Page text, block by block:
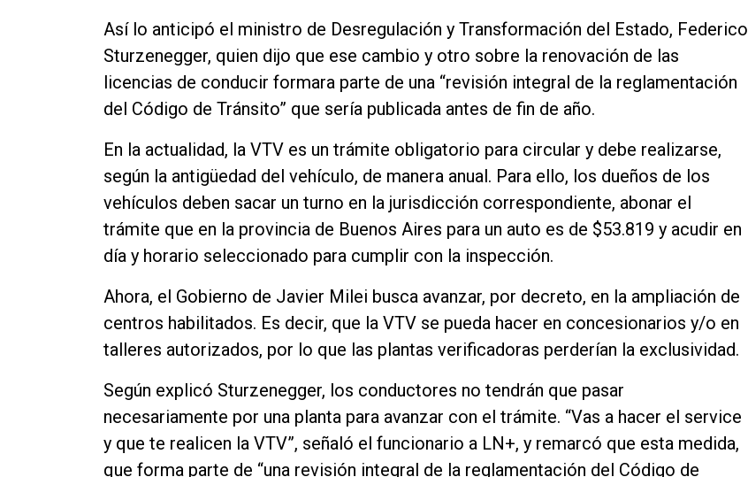
Nosotros
Contacto
Así lo anticipó el ministro de Desregulación y Transformación del Estado, Federico
Sturzenegger, quien dijo que ese cambio y otro sobre la renovación de las
licencias de conducir formara parte de una “revisión integral de la reglamentación
del Código de Tránsito” que sería publicada antes de fin de año.
En la actualidad, la VTV es un trámite obligatorio para circular y debe realizarse,
según la antigüedad del vehículo, de manera anual. Para ello, los dueños de los
vehículos deben sacar un turno en la jurisdicción correspondiente, abonar el
trámite que en la provincia de Buenos Aires para un auto es de $53.819 y acudir en
día y horario seleccionado para cumplir con la inspección.
Ahora, el Gobierno de Javier Milei busca avanzar, por decreto, en la ampliación de
centros habilitados. Es decir, que la VTV se pueda hacer en concesionarios y/o en
talleres autorizados, por lo que las plantas verificadoras perderían la exclusividad.
Según explicó Sturzenegger, los conductores no tendrán que pasar
necesariamente por una planta para avanzar con el trámite. “Vas a hacer el service
y que te realicen la VTV”, señaló el funcionario a LN+, y remarcó que esta medida,
que forma parte de “una revisión integral de la reglamentación del Código de